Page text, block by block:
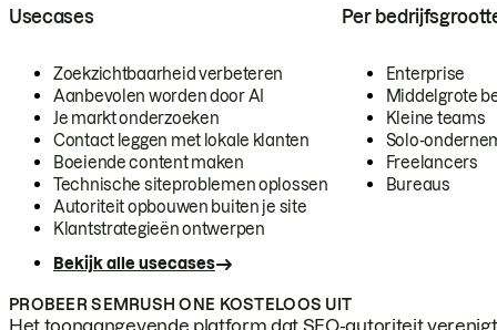
Usecases
Zoekzichtbaarheid verbeteren
Aanbevolen worden door AI
Je markt onderzoeken
Contact leggen met lokale klanten
Boeiende content maken
Technische siteproblemen oplossen
Autoriteit opbouwen buiten je site
Klantstrategieën ontwerpen
Bekijk alle usecases
Per
Enterprise
Middelgrote
Kleine teams
Solo-
Freelancers
Bureaus
PROBEER SEMRUSH ONE KOSTELOOS UIT
Het toonaangevende platform dat SEO-autoriteit